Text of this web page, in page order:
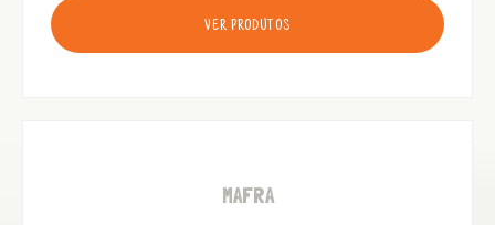
VER PRODUTOS
MAFRA